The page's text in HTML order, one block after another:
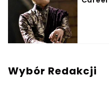
Wybór Redakcji